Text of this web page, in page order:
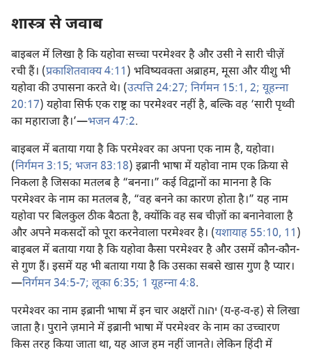
शास्त्र से जवाब
बाइबल में लिखा है कि यहोवा सच्चा परमेश्‍वर है और उसी ने सारी चीज़ें
रची हैं। (प्रकाशितवाक्य 4:11) भविष्यवक्‍ता अब्राहम, मूसा और यीशु भी
यहोवा की उपासना करते थे। (उत्पत्ति 24:27; निर्गमन 15:1, 2; यूहन्‍ना
20:17) यहोवा सिर्फ एक राष्ट्र का परमेश्‍वर नहीं है, बल्कि वह ‘सारी पृथ्वी
का महाराजा है।’​—भजन 47:2.
बाइबल में बताया गया है कि परमेश्‍वर का अपना एक नाम है, यहोवा।
(निर्गमन 3:15; भजन 83:18) इब्रानी भाषा में यहोवा नाम एक क्रिया से
निकला है जिसका मतलब है “बनना।” कई विद्वानों का मानना है कि
परमेश्‍वर के नाम का मतलब है, “वह बनने का कारण होता है।” यह नाम
यहोवा पर बिलकुल ठीक बैठता है, क्योंकि वह सब चीज़ों का बनानेवाला है
और अपने मकसदों को पूरा करनेवाला परमेश्‍वर है। (यशायाह 55:10, 11)
बाइबल में बताया गया है कि यहोवा कैसा परमेश्‍वर है और उसमें कौन-कौन-
से गुण हैं। इसमें यह भी बताया गया है कि उसका सबसे खास गुण है प्यार।​
—निर्गमन 34:5-7; लूका 6:35; 1 यूहन्‍ना 4:8.
परमेश्‍वर का नाम इब्रानी भाषा में इन चार अक्षरों יהוה (य-ह-व-ह) से लिखा
जाता है। पुराने ज़माने में इब्रानी भाषा में परमेश्‍वर के नाम का उच्चारण
किस तरह किया जाता था, यह आज हम नहीं जानते। लेकिन हिंदी में